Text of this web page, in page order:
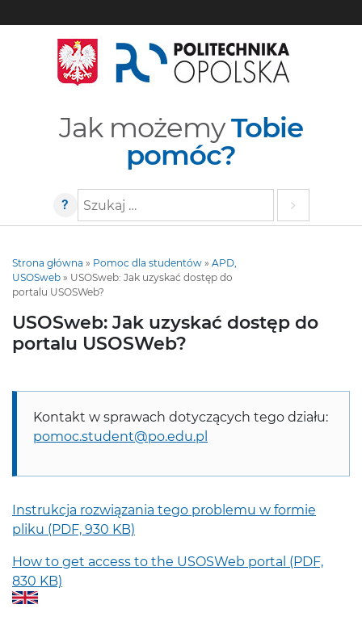
Jak możemyTobie
pomóc?
?
Szukaj
Strona główna » Pomoc dla studentów » APD,
USOSweb » USOSweb: Jak uzyskać dostęp do
portalu USOSWeb?
USOSweb: Jak uzyskać dostęp do
portalu USOSWeb?
Kontakt w sprawach dotyczących tego działu:
pomoc.student@po.edu.pl
Instrukcja rozwiązania tego problemu w formie
pliku (PDF, 930 KB)
How to get access to the USOSWeb portal (PDF,
830 KB)